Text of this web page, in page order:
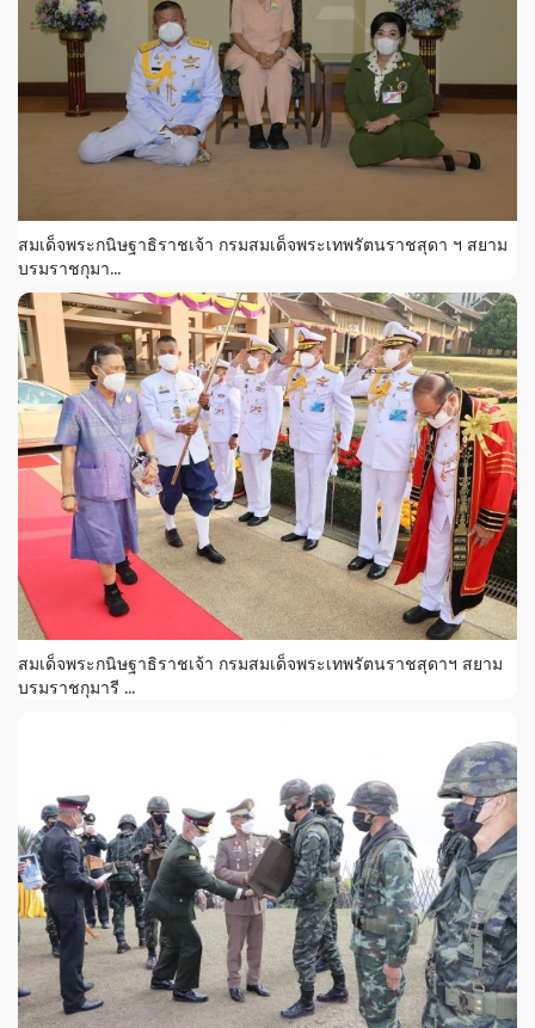
สมเด็จพระกนิษฐาธิราชเจ้า กรมสมเด็จพระเทพรัตนราชสุดา ฯ สยาม
บรมราชกุมา...
สมเด็จพระกนิษฐาธิราชเจ้า กรมสมเด็จพระเทพรัตนราชสุดาฯ สยาม
บรมราชกุมารี ...